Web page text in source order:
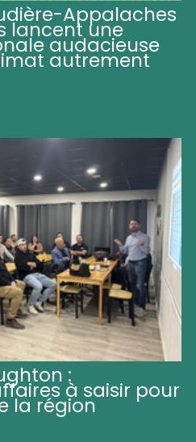
Appalaches
lancent une
audacieuse
autrement
:
à saisir pour
la région